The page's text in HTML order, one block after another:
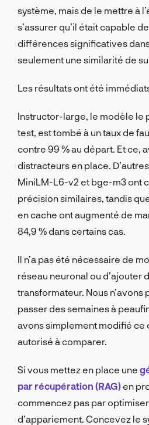
système, mais de le mettre à
s’assurer qu’il était capable
différences significatives
seulement une similarité de
Les résultats ont été
Instructor-large, le modèle le
test, est tombé à un taux de
contre 99 % au départ. Et ce,
distracteurs en place.
MiniLM-L6-v2 et bge-m3 ont
précision similaires, tandis
en cache ont augmenté de
84,9 % dans certains cas.
Il n’a pas été nécessaire de
réseau neuronal ou d’ajouter
transformateur. Nous n’avons
passer des semaines à
avons simplement modifié ce
autorisé à comparer.
Si vous mettez en place une
par récupération (RAG) en
commencez pas par
d’appariement. Concevez le